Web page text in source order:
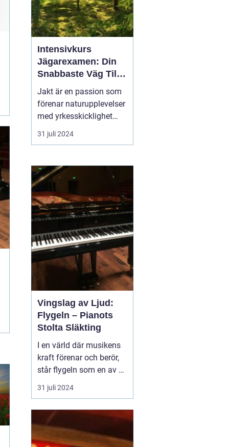
Intensivkurs
Jägarexamen: Din
Snabbaste Väg Till
Jaktlycka
Jakt är en passion som
förenar naturupplevelser
med yrkesskicklighet
och ansvarstagande för
viltvården. För att
Sverige krävs en
jägarexamen. Och för
den som snabbt vill ta
steget ...
31 juli 2024
Vingslag av Ljud:
Flygeln – Pianots
Stolta Släkting
I en värld där musikens
kraft förenar och berör,
står flygeln som en av de
mest beundrade och
respekterade
Dess eleganta form och
kraftfulla klangfärg ger
den en unik plats i
31 juli 2024